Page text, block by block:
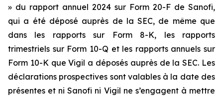
» du rapport annuel 2024 sur Form 20-F de Sanofi,
qui a été déposé auprès de la SEC, de même que
dans les rapports sur Form 8-K, les rapports
trimestriels sur Form 10-Q et les rapports annuels sur
Form 10-K que Vigil a déposés auprès de la SEC. Les
déclarations prospectives sont valables à la date des
présentes et ni Sanofi ni Vigil ne s’engagent à mettre